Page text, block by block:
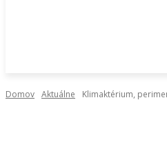
Domov Aktuálne Klimaktérium,